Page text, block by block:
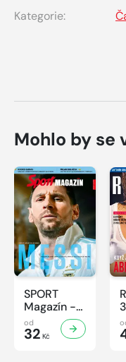
Kategorie:
Mohlo by se
SPORT
Magazín -
32/2026
od
32 Kč